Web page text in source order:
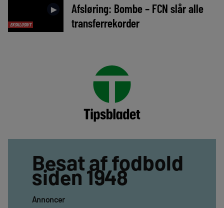
EKSKLUSIVT
►
Afsløring: Bombe – FCN slår alle
transferrekorder
Besat af fodbold
siden 1948
Annoncer